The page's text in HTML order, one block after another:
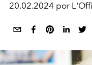
20.02.2024 por